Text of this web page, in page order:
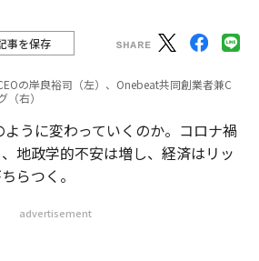
事を保存
の岸良裕司（左）、Onebeat共同創業者兼C
（右）
うに変わっていくのか。コロナ禍
地政学的不安は増し、経済はリッ
らつく。
advertisement